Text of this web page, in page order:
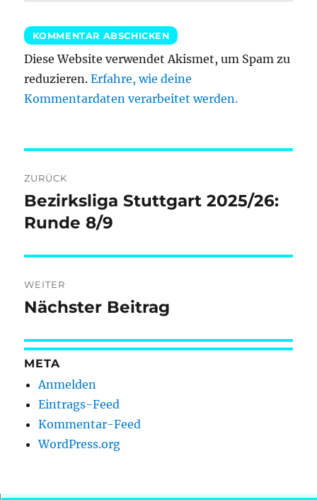
Diese Website verwendet Akismet, um Spam zu
reduzieren.Erfahre, wie deine
Kommentardaten verarbeitet werden.
ZURÜCK
Vorheriger
Beitrag:
Bezirksliga Stuttgart 2025/26:
Runde 8/9
WEITER
Nächster
Nächster Beitrag
META
Anmelden
Eintrags-Feed
Kommentar-Feed
WordPress.org